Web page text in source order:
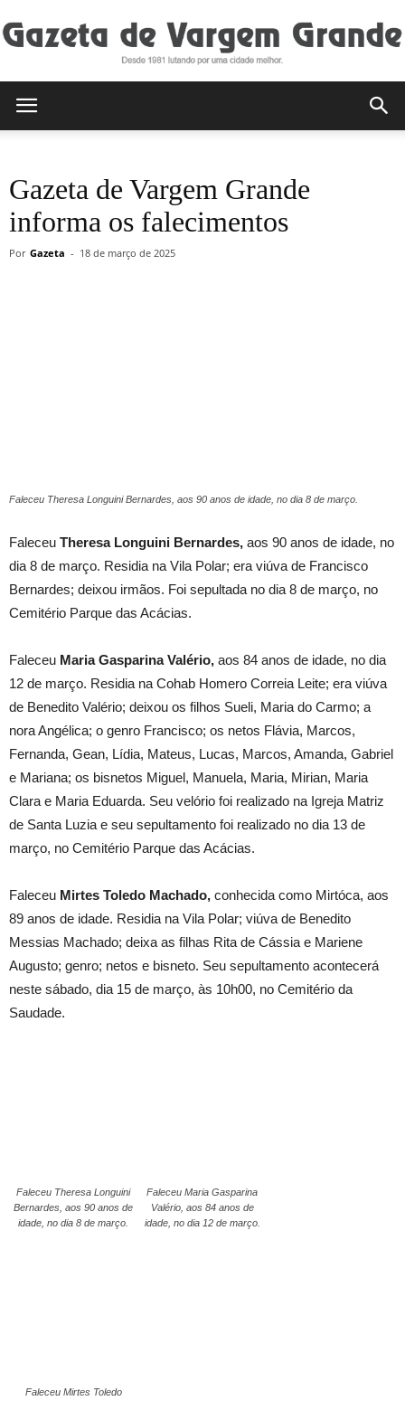
de
Gazeta de Vargem Grande
informa os falecimentos
Por Gazeta - 18 de março de 2025
Faleceu Theresa Longuini Bernardes, aos 90 anos de idade, no dia 8 de março.
Faleceu Theresa Longuini Bernardes, aos 90 anos de idade, no
dia 8 de março. Residia na Vila Polar; era viúva de Francisco
Bernardes; deixou irmãos. Foi sepultada no dia 8 de março, no
Cemitério Parque das Acácias.
Faleceu Maria Gasparina Valério, aos 84 anos de idade, no dia
12 de março. Residia na Cohab Homero Correia Leite; era viúva
de Benedito Valério; deixou os filhos Sueli, Maria do Carmo; a
nora Angélica; o genro Francisco; os netos Flávia, Marcos,
Fernanda, Gean, Lídia, Mateus, Lucas, Marcos, Amanda, Gabriel
e Mariana; os bisnetos Miguel, Manuela, Maria, Mirian, Maria
Clara e Maria Eduarda. Seu velório foi realizado na Igreja Matriz
de Santa Luzia e seu sepultamento foi realizado no dia 13 de
março, no Cemitério Parque das Acácias.
Faleceu Mirtes Toledo Machado, conhecida como Mirtóca, aos
89 anos de idade. Residia na Vila Polar; viúva de Benedito
Messias Machado; deixa as filhas Rita de Cássia e Mariene
Augusto; genro; netos e bisneto. Seu sepultamento acontecerá
neste sábado, dia 15 de março, às 10h00, no Cemitério da
Saudade.
Faleceu Theresa Longuini
Bernardes, aos 90 anos de
idade, no dia 8 de março.
Faleceu Maria Gasparina
Valério, aos 84 anos de
idade, no dia 12 de março.
Faleceu Mirtes Toledo